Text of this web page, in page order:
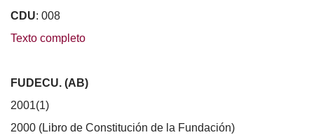
CDU: 008
Texto completo
FUDECU. (AB)
2001(1)
2000 (Libro de Constitución de la Fundación)